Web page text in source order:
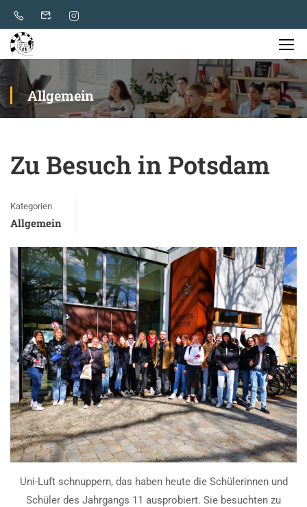
Allgemein
Zu Besuch in Potsdam
Kategorien
Allgemein
Uni-Luft schnuppern, das haben heute die Schülerinnen und
Schüler des Jahrgangs 11 ausprobiert. Sie besuchten zu